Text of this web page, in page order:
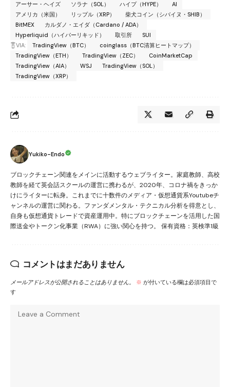
アーサー・ヘイズ
ソラナ（SOL） ハイプ（HYPE）
AI
アメリカ（米国）
リップル（XRP）
柴犬コイン（シバイヌ・SHIB）
BitMEX
カルダノ・エイダ（Cardano / ADA）
Hyperliquid（ハイパーリキッド）
取引所
SUI
VIA:
TradingView（BTC）
coinglass（BTC清算ヒートマップ）
TradingView（ETH）
TradingView（ZEC）
CoinMarketCap
TradingView（AIA）
WSJ
TradingView（SOL）
TradingView（XRP）
Yukiko-Endo
ブロックチェーン関連をメインに活動するウェブライター。家庭教師、高校
教師を経て英会話スクールの運営に携わるが、2020年、コロナ禍をきっか
けにライターに転身。これまでに十数件のメディア・仮想通貨系Youtubeチ
ャンネルの運営に関わる。ファンダメンタル・テクニカル分析を得意とし、
自身も仮想通貨トレードで資産運用中。特にブロックチェーンを活用した国
際送金やトークン化事業（RWA）に強い関心を持つ。 保有資格：英検準1級
コメントはまだありません
メールアドレスが公開されることはありません。 ※ が付いている欄は必須項目で
す